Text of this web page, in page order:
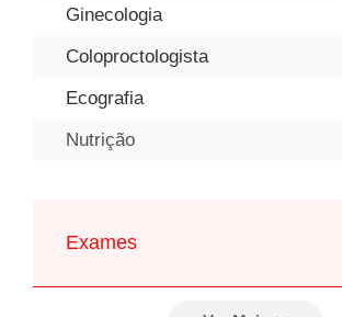
Ginecologia
Coloproctologista
Ecografia
Nutrição
Exames